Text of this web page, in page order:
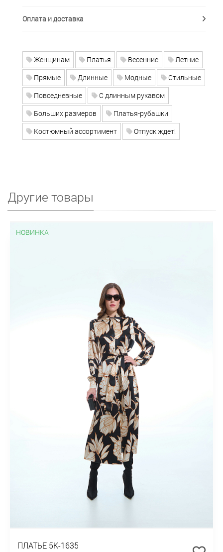
Оплата и доставка
Женщинам Платья Весенние
Летние
Прямые
Длинные Модные
Стильные
Повседневные
С длинным рукавом
Больших размеров
Платья-рубашки
Костюмный ассортимент
Отпуск ждет!
Другие товары
НОВИНКА
ПЛАТЬЕ 5К-1635